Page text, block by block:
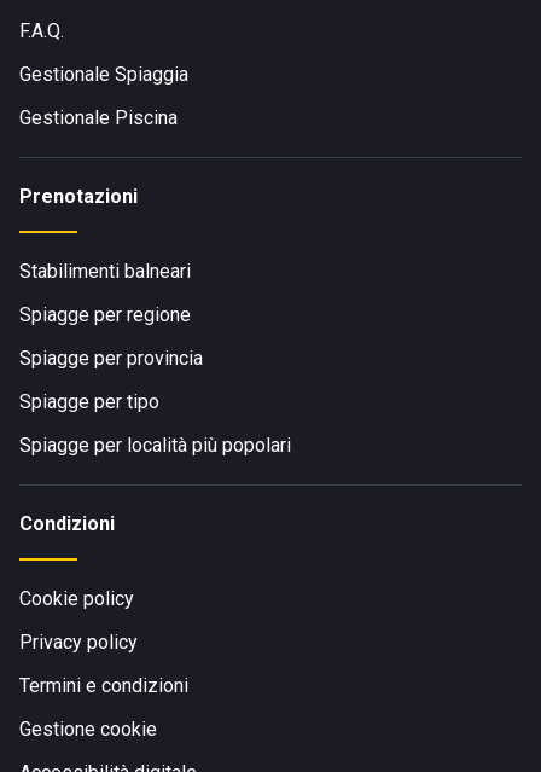
F.A.Q.
Gestionale Spiaggia
Gestionale Piscina
Prenotazioni
Stabilimenti balneari
Spiagge per regione
Spiagge per provincia
Spiagge per tipo
Spiagge per località più popolari
Condizioni
Cookie policy
Privacy policy
Termini e condizioni
Gestione cookie